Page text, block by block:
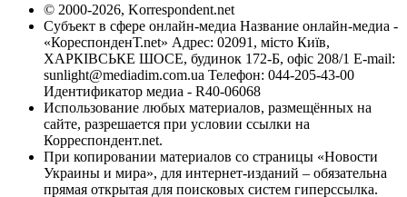
© 2000-2026, Korrespondent.net
Субъект в сфере онлайн-медиа Название онлайн-медиа -
«КореспонденТ.net» Адрес: 02091, місто Київ,
ХАРКІВСЬКЕ ШОСЕ, будинок 172-Б, офіс 208/1 E-mail:
sunlight@mediadim.com.ua Телефон: 044-205-43-00
Идентификатор медиа - R40-06068
Использование любых материалов, размещённых на
сайте, разрешается при условии ссылки на
Корреспондент.net.
При копировании материалов со страницы «Новости
Украины и мира», для интернет-изданий – обязательна
прямая открытая для поисковых систем гиперссылка.